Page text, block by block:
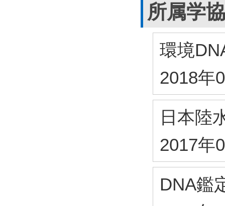
所属学
環境
2018年
日本陸
2017年
DNA鑑